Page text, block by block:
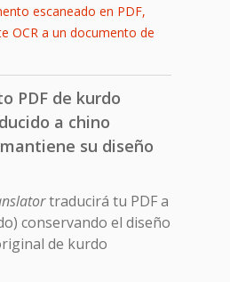
escaneado en PDF,
OCR a un documento de
PDF de kurdo
a chino
su diseño
traducirá tu PDF a
conservando el diseño
de kurdo